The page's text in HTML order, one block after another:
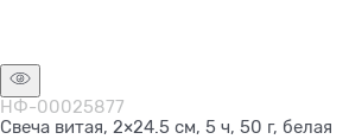
НФ-00025877
Свеча витая, 2×24.5 см, 5 ч, 50 г, белая